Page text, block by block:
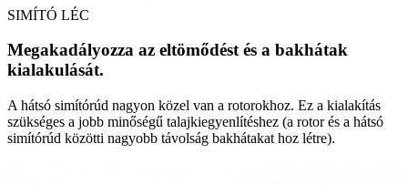
SIMÍTÓ LÉC
Megakadályozza az eltömődést és a bakhátak
kialakulását.
A hátsó simítórúd nagyon közel van a rotorokhoz. Ez a kialakítás
szükséges a jobb minőségű talajkiegyenlítéshez (a rotor és a hátsó
simítórúd közötti nagyobb távolság bakhátakat hoz létre).